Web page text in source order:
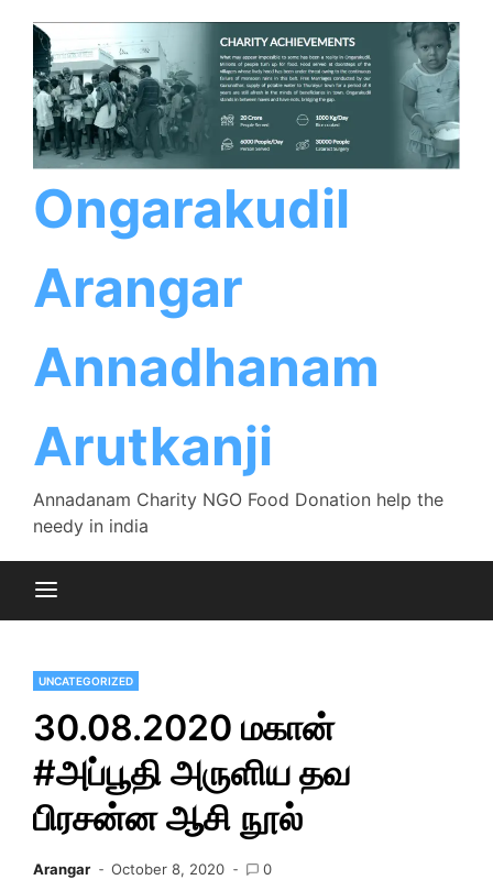
Ongarakudil
Arangar
Annadhanam
Arutkanji
Annadanam Charity NGO Food Donation help the
needy in india
UNCATEGORIZED
30.08.2020 மகான்
#அப்பூதி அருளிய தவ
பிரசன்ன ஆசி நூல்
Arangar October 8, 2020 0